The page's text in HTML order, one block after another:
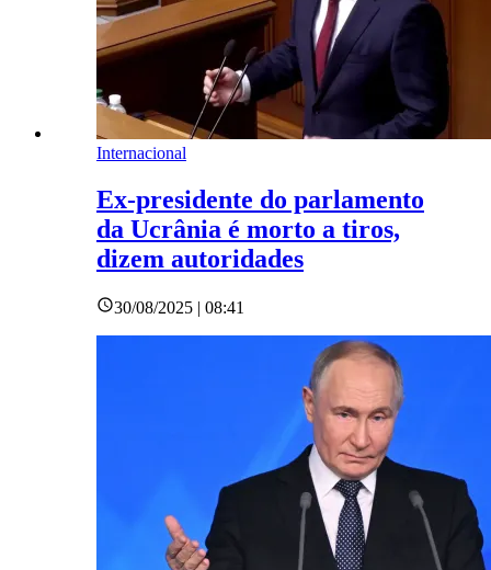
Internacional
Ex-presidente do parlamento
da Ucrânia é morto a tiros,
dizem autoridades
30/08/2025 | 08:41